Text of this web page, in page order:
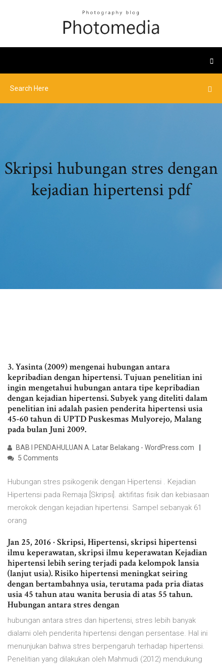
Skripsi hubungan stres dengan
kejadian hipertensi pdf
3. Yasinta (2009) mengenai hubungan antara
kepribadian dengan hipertensi. Tujuan penelitian ini
ingin mengetahui hubungan antara tipe kepribadian
dengan kejadian hipertensi. Subyek yang diteliti dalam
penelitian ini adalah pasien penderita hipertensi usia
45-60 tahun di UPTD Puskesmas Mulyorejo, Malang
pada bulan Juni 2009.
BAB I PENDAHULUAN A. Latar Belakang - WordPress.com
5 Comments
Hubungan stres psikogenik dengan Hipertensi . Kejadian
Hipertensi pada Remaja [Skripsi]. aktifitas fisik dan kebiasaan
merokok dengan kejadian hipertensi. Sampel sebanyak 61
orang
Jan 25, 2016 · Skripsi, Hipertensi, skripsi hipertensi
ilmu keperawatan, skripsi ilmu keperawatan Kejadian
hipertensi lebih sering terjadi pada kelompok lansia
(lanjut usia). Risiko hipertensi meningkat seiring
dengan bertambahnya usia, terutama pada pria diatas
usia 45 tahun atau wanita berusia di atas 55 tahun.
Hubungan antara stres dengan
hubungan antara stres dan hipertensi, stres lebih banyak
dialami oleh penderita hipertensi dengan persentase. Hal ini
menunjukan bahwa stres berpengaruh terhadap hipertensi.
Penelitian yang dilakukan oleh Mahmudi (2012) mendukung